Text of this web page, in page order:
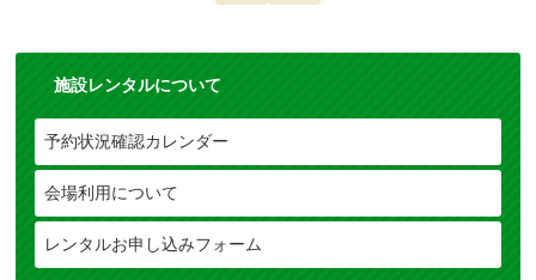
施設レンタルについて
予約状況確認カレンダー
会場利用について
レンタルお申し込みフォーム